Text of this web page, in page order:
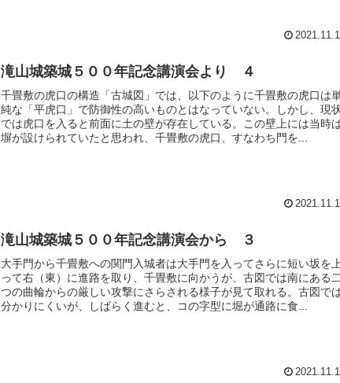
滝山城築城５００年記念講演会より ４
千畳敷の虎口の構造「古城図」では、以下のように千畳敷の虎口は
純な「平虎口」で防御性の高いものとはなっていない。しかし、現
では虎口を入ると前面に土の壁が存在している。この壁上には当時
塀が設けられていたと思われ、千畳敷の虎口、すなわち門を...
滝山城築城５００年記念講演会から ３
大手門から千畳敷への関門入城者は大手門を入ってさらに短い坂を上
って右（東）に進路を取り、千畳敷に向かうが、古図では南にある二
つの曲輪からの厳しい攻撃にさらされる様子が見て取れる。古図で
分かりにくいが、しばらく進むと、コの字型に堀が通路に食...